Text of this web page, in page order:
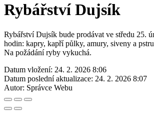
Rybářství Dujsík
Rybářství Dujsík bude prodávat ve středu 25.
hodin: kapry, kapří půlky, amury, siveny a
Na požádání ryby vykuchá.
Datum vložení: 24. 2. 2026 8:06
Datum poslední aktualizace: 24. 2. 2026 8:07
Autor: Správce Webu